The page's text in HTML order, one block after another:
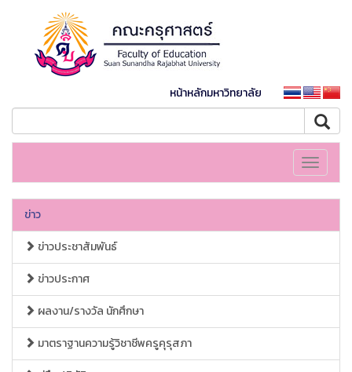
หน้าหลักมหาวิทยาลัย
Toggle
ข่าว
ข่าวประชาสัมพันธ์
ข่าวประกาศ
ผลงาน/รางวัล นักศึกษา
มาตราฐานความรู้วิชาชีพครูคุรุสภา